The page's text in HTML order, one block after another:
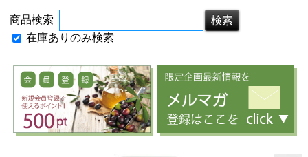
商品検索
在庫ありのみ検索